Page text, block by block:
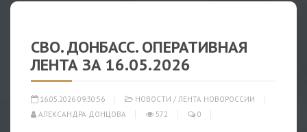
СВО. ДОНБАСС. ОПЕРАТИВНАЯ
ЛЕНТА ЗА 16.05.2026
16.05.2026 09:30:56 НОВОСТИ / ЛЕНТА НОВОРОССИИ
АЛЕКСАНДРА ДОНЦОВА
572 0